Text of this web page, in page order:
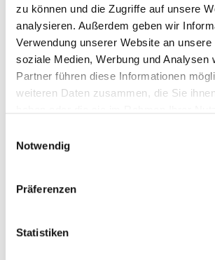
zu können und die Zugriffe auf unsere
analysieren. Außerdem geben wir
Verwendung unserer Website an
soziale Medien, Werbung und Analysen
Partner führen diese Informationen
weiteren Daten zusammen, die Sie
Notwendig
Präferenzen
Statistiken
| 97896 Freudenberg
+4993759299637
taxi-vierneisel-inh-andreas-